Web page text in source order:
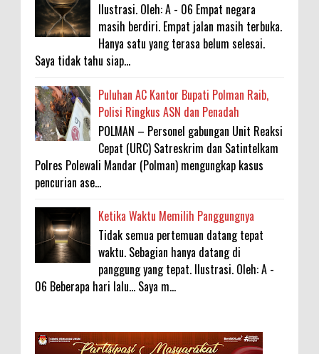
Ilustrasi. Oleh: A - 06 Empat negara
masih berdiri. Empat jalan masih terbuka.
Hanya satu yang terasa belum selesai.
Saya tidak tahu siap...
Puluhan AC Kantor Bupati Polman Raib,
Polisi Ringkus ASN dan Penadah
POLMAN – Personel gabungan Unit Reaksi
Cepat (URC) Satreskrim dan Satintelkam
Polres Polewali Mandar (Polman) mengungkap kasus
pencurian ase...
Ketika Waktu Memilih Panggungnya
Tidak semua pertemuan datang tepat
waktu. Sebagian hanya datang di
panggung yang tepat. Ilustrasi. Oleh: A -
06 Beberapa hari lalu... Saya m...